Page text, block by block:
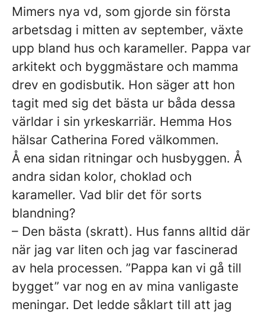
Mimers nya vd, som gjorde sin första
arbetsdag i mitten av september, växte
upp bland hus och karameller. Pappa var
arkitekt och byggmästare och mamma
drev en godisbutik. Hon säger att hon
tagit med sig det bästa ur båda dessa
världar i sin yrkeskarriär. Hemma Hos
hälsar Catherina Fored välkommen.
Å ena sidan ritningar och husbyggen. Å
andra sidan kolor, choklad och
karameller. Vad blir det för sorts
blandning?
– Den bästa (skratt). Hus fanns alltid där
när jag var liten och jag var fascinerad
av hela processen. ”Pappa kan vi gå till
bygget” var nog en av mina vanligaste
meningar. Det ledde såklart till att jag